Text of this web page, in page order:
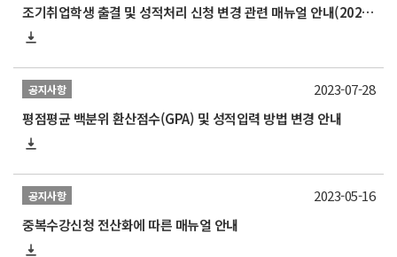
조기취업학생 출결 및 성적처리 신청 변경 관련 매뉴얼 안내(2024.3.1.개정본)
공지사항
평점평균 백분위 환산점수(GPA) 및 성적입력 방법 변경 안내
2023-07-28
공지사항
중복수강신청 전산화에 따른 매뉴얼 안내
2023-05-16